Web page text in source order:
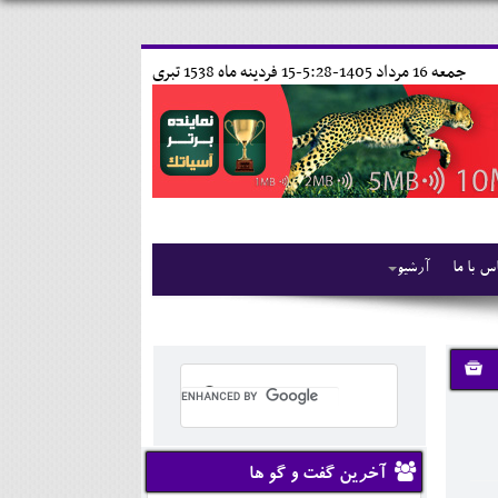
15 فردينه ماه 1538 تبری جمعه 16 مرداد 1405-5:28-
آرشیو با ما
آخرین گفت و گو ها